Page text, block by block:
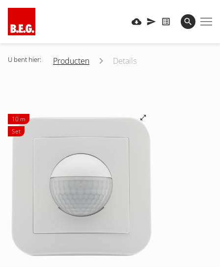
U bent hier: Producten Details
10 m
Set